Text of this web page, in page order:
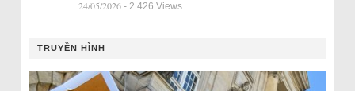
24/05/2026 - 2.426 Views
TRUYỀN HÌNH